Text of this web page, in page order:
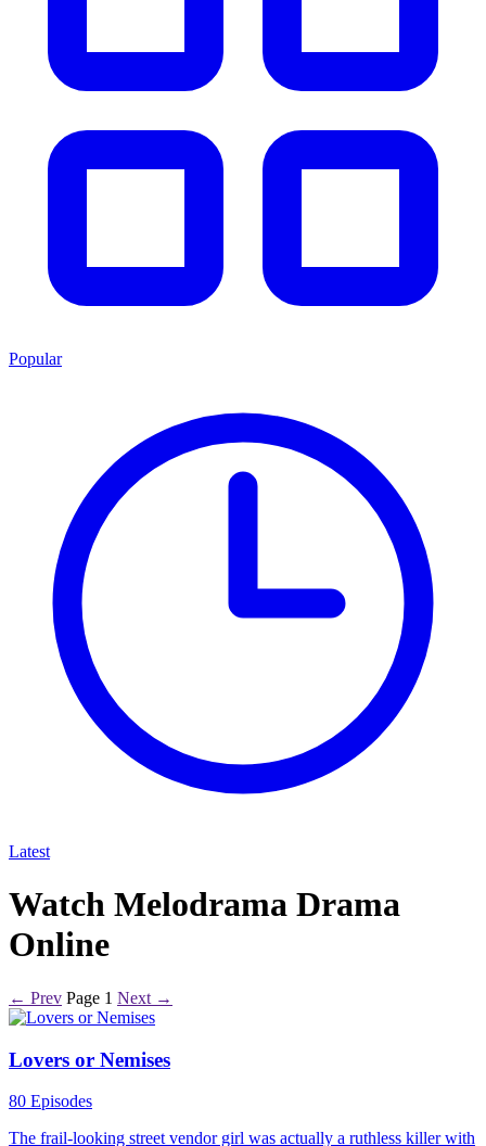
Popular
Latest
Watch Melodrama Drama
Online
← Prev Page 1 Next →
Lovers or Nemises
80 Episodes
The frail-looking street vendor girl was actually a ruthless killer with